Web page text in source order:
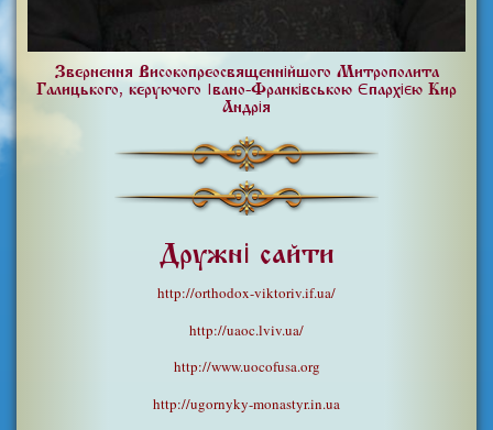
Звернення Високопреосвященнійшого Митрополита
Галицького, керуючого Івано-Франківською Єпархією Кир
Андрія
Дружні сайти
http://orthodox-viktoriv.if.ua/
http://uaoc.lviv.ua/
http://www.uocofusa.org
http://ugornyky-monastyr.in.ua